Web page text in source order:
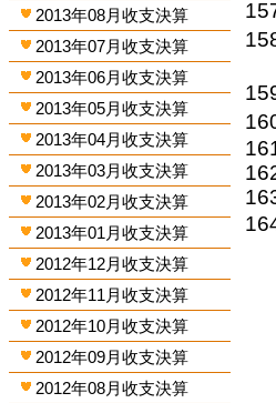
2013年08月收支決算
2013年07月收支決算
2013年06月收支決算
2013年05月收支決算
2013年04月收支決算
2013年03月收支決算
2013年02月收支決算
2013年01月收支決算
2012年12月收支決算
2012年11月收支決算
2012年10月收支決算
2012年09月收支決算
2012年08月收支決算